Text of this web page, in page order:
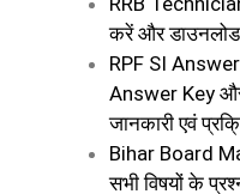
करें और
RPF SI
Answer Key
जानकारी एवं
Bihar Board
सभी विषयों के